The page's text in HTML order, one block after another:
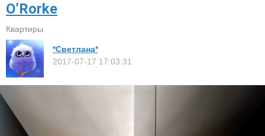
O’Rorke
Квартиры
*Светлана*
2017-07-17 17:03:31